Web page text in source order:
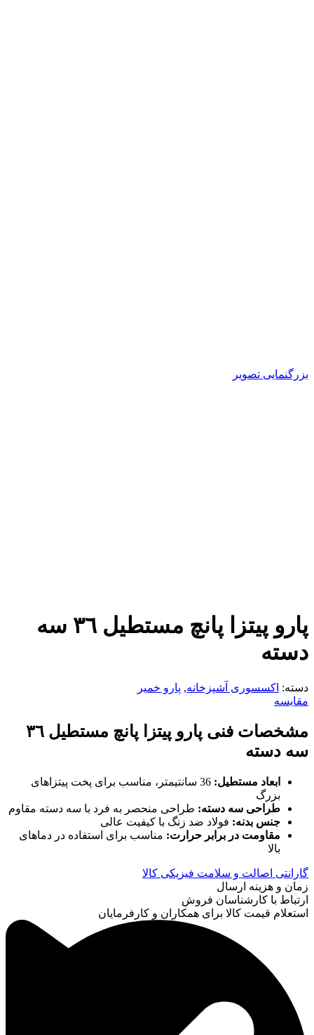
بزرگنمایی تصویر
پارو پيتزا پانچ مستطيل ٣٦ سه
دسته
دسته: اکسسوری آشپزخانه, پارو خمیر
مقایسه
مشخصات فنی پارو پيتزا پانچ مستطيل ٣٦
سه دسته
ابعاد مستطیل:
36 سانتیمتر، مناسب برای پخت پیتزاهای
بزرگ
طراحی سه دسته: طراحی منحصر به فرد با سه دسته مقاوم
جنس بدنه: فولاد ضد زنگ با کیفیت عالی
مقاومت در برابر حرارت: مناسب برای استفاده در دماهای
بالا
گارانتی اصالت و سلامت فیزیکی کالا
زمان و هزینه ارسال
ارتباط با کارشناسان فروش
استعلام قیمت کالا برای همکاران و کارفرمایان